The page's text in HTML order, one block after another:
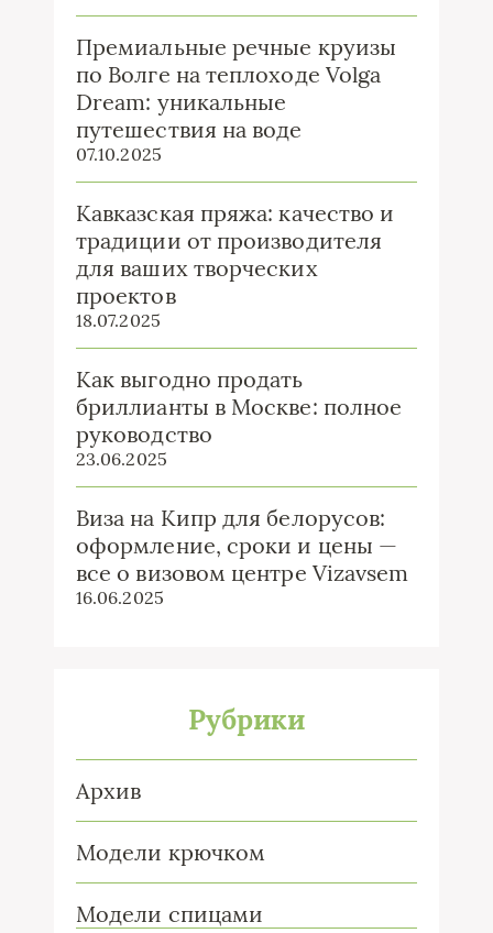
Премиальные речные круизы
по Волге на теплоходе Volga
Dream: уникальные
путешествия на воде
07.10.2025
Кавказская пряжа: качество и
традиции от производителя
для ваших творческих
проектов
18.07.2025
Как выгодно продать
бриллианты в Москве: полное
руководство
23.06.2025
Виза на Кипр для белорусов:
оформление, сроки и цены —
все о визовом центре Vizavsem
16.06.2025
Рубрики
Архив
Модели крючком
Модели спицами